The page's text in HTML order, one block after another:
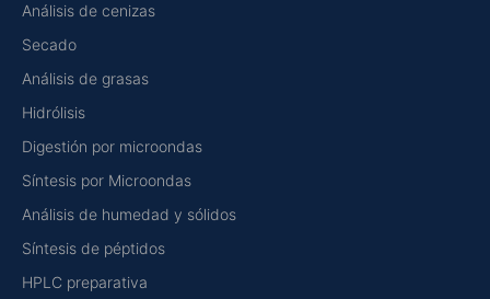
Análisis de cenizas
Secado
Análisis de grasas
Hidrólisis
Digestión por microondas
Síntesis por Microondas
Análisis de humedad y sólidos
Síntesis de péptidos
HPLC preparativa